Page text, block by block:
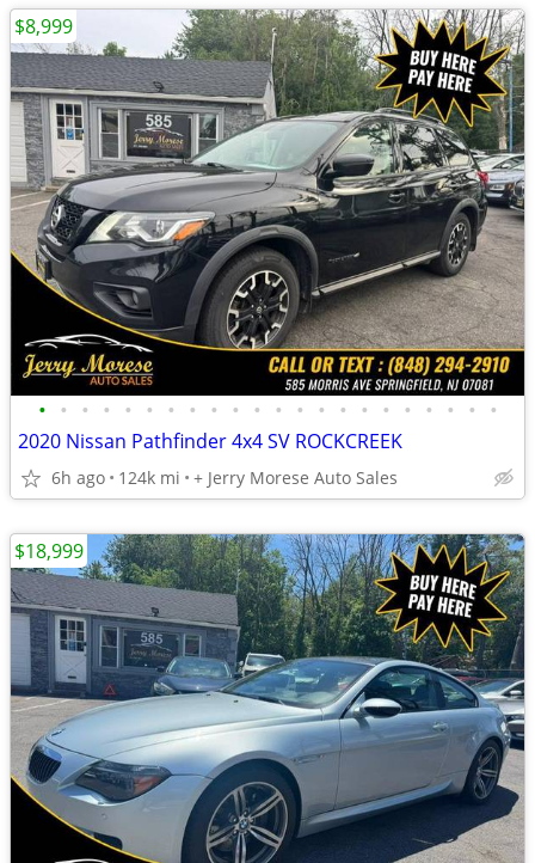
• • • • • • • • • • • • • • • • • • • • • •
2020 Nissan Pathfinder 4x4 SV ROCKCREEK
6h ago 124k mi + Jerry Morese Auto Sales
$8,999
$18,999